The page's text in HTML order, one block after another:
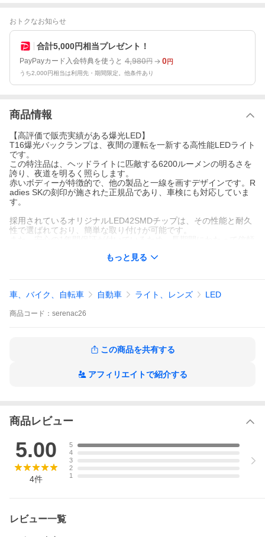
おトクなお知らせ
合計5,000円相当プレゼント！
PayPayカード入会特典を使うと 4,980円 0円
うち2,000円相当は利用先・期間限定。他条件あり
商品情報
【高評価で販売実績がある爆光LED】
T16爆光バックランプは、夜間の運転を一新する高性能LEDライト
です。
この特注品は、ヘッドライトに匹敵する6200ルーメンの明るさを
誇り、夜道を明るく照らします。
赤いボディーが特徴的で、他の製品と一線を画すデザインです。R
adies SKの刻印が施された正規品であり、車検にも対応していま
す。
採用されているオリジナルLED42SMDチップは、その性能と耐久
性で選ばれており、簡単な取り付けが可能です。
このLEDバックランプは、見た目の美しさと機能性を兼ね備え、
内容品
電力
１５W
もっと見る
車、バイク、自転車 自動車 ライト、レンズ LED
商品 コード： serenac26
この商品を共有する
アフィリエイトで紹介する
商品レビュー
5.00
4件
5
4
3
2
1
レビュー一覧